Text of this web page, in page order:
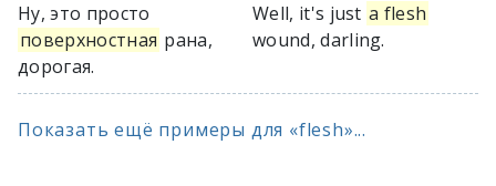
Ну, это просто
поверхностная рана,
дорогая.
Well, it's just a flesh
wound, darling.
Показать ещё примеры для «flesh»...